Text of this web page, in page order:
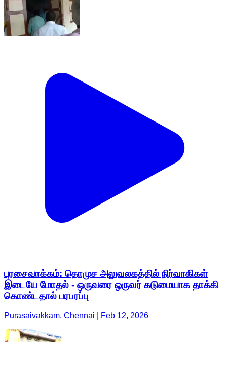
புரசைவாக்கம்: தொமுச அலுவலகத்தில் நிர்வாகிகள்
இடையே மோதல் - ஒருவரை ஒருவர் கடுமையாக தாக்கி
கொண்டதால் பரபரப்பு
Purasaivakkam, Chennai | Feb 12, 2026